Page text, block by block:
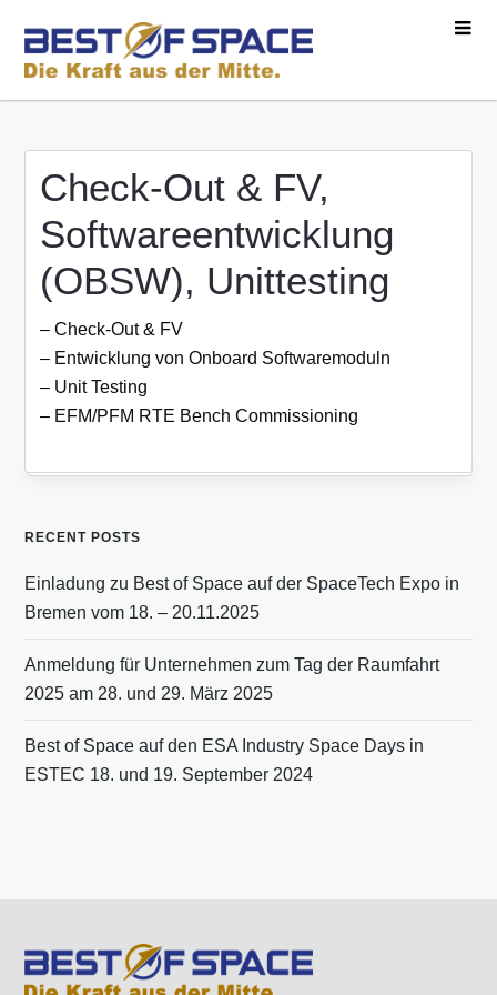
Check-Out & FV,
Softwareentwicklung
(OBSW), Unittesting
– Check-Out & FV
– Entwicklung von Onboard Softwaremoduln
– Unit Testing
– EFM/PFM RTE Bench Commissioning
RECENT POSTS
Einladung zu Best of Space auf der SpaceTech Expo in
Bremen vom 18. – 20.11.2025
Anmeldung für Unternehmen zum Tag der Raumfahrt
2025 am 28. und 29. März 2025
Best of Space auf den ESA Industry Space Days in
ESTEC 18. und 19. September 2024